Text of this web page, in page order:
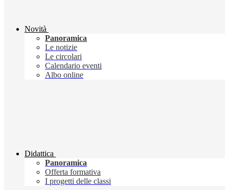
Novità
Panoramica
Le notizie
Le circolari
Calendario eventi
Albo online
Didattica
Panoramica
Offerta formativa
I progetti delle classi